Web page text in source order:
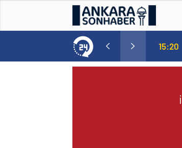
Norweç silahlı kuvvetleri kadınlardan oluşan özel kuvvetler eğitimlerini başlattı. 15:20